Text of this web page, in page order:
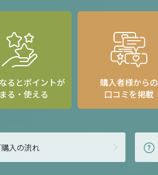
るとポイントが
る・使える
購入者様からの
口コミを掲載
購入の流れ